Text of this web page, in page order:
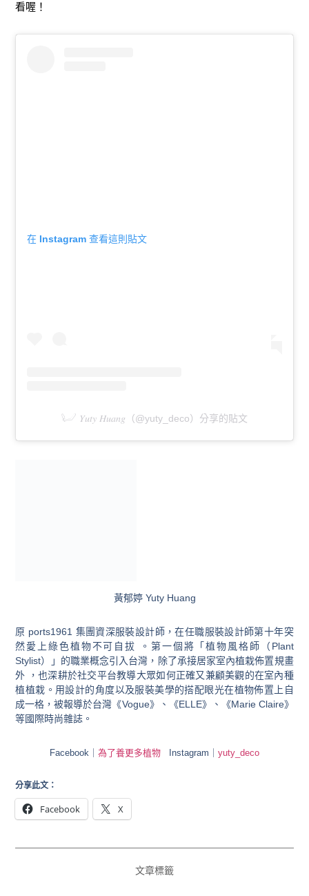
看喔！
在 Instagram 查看這則貼文
𓂦 𝑌𝑢𝑡𝑦 𝐻𝑢𝑎𝑛𝑔（@yuty_deco）分享的貼文
黃郁婷 Yuty Huang
原 ports1961 集團資深服裝設計師，在任職服裝設計師第十年突
然愛上綠色植物不可自拔 。第一個將「植物風格師（Plant
Stylist）」的職業概念引入台灣，除了承接居家室內植栽佈置規畫
外 ，也深耕於社交平台教導大眾如何正確又兼顧美觀的在室內種
植植栽。用設計的角度以及服裝美學的搭配眼光在植物佈置上自
成一格，被報導於台灣《Vogue》、《ELLE》、《Marie Claire》
等國際時尚雜誌。
Facebook 為了養更多植物 Instagram yuty_deco
分享此文：
Facebook X
文章標籤